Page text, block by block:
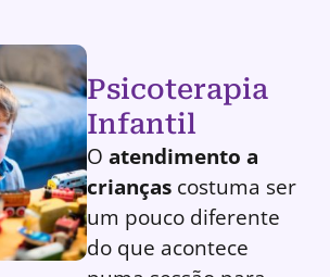
Psicoterapia
Infantil
O atendimento a
crianças costuma ser
um pouco diferente
do que acontece